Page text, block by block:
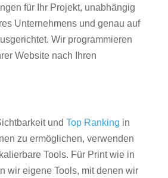
für Ihr Projekt, unabhängig
Unternehmens und genau auf
Wir programmieren
Website nach Ihren
und Top Ranking in
zu ermöglichen, verwenden
Tools. Für Print wie in
wir eigene Tools, mit denen wir